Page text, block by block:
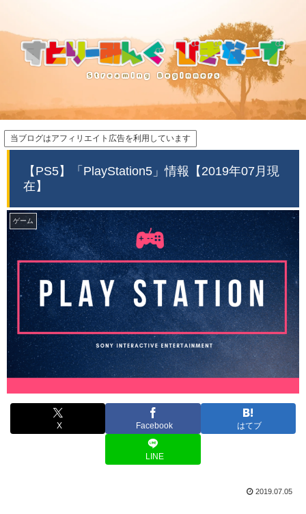
当ブログはアフィリエイト広告を利用しています
【PS5】「PlayStation5」情報【2019年07月現
在】
ゲーム
X Facebook はてブ
LINE
2019.07.05